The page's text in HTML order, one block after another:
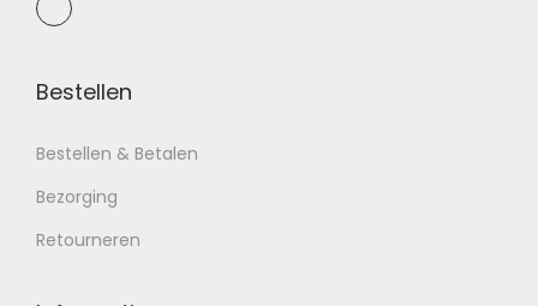
Bestellen
Bestellen & Betalen
Bezorging
Retourneren